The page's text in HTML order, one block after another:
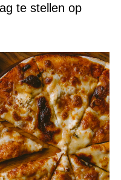
te stellen op